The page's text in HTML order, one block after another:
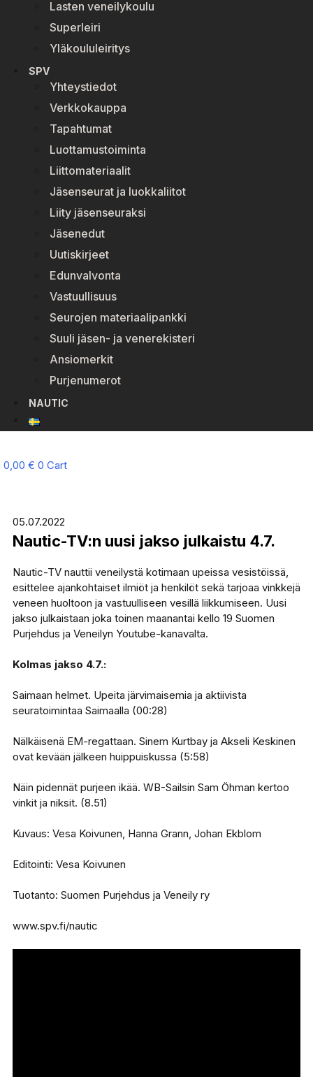
Lasten veneilykoulu
Superleiri
Yläkoululeiritys
SPV
Yhteystiedot
Verkkokauppa
Tapahtumat
Luottamustoiminta
Liittomateriaalit
Jäsenseurat ja luokkaliitot
Liity jäsenseuraksi
Jäsenedut
Uutiskirjeet
Edunvalvonta
Vastuullisuus
Seurojen materiaalipankki
Suuli jäsen- ja venerekisteri
Ansiomerkit
Purjenumerot
NAUTIC
0,00 € 0 Cart
05.07.2022
Nautic-TV:n uusi jakso julkaistu 4.7.
Nautic-TV nauttii veneilystä kotimaan upeissa vesistöissä,
esittelee ajankohtaiset ilmiöt ja henkilöt sekä tarjoaa vinkkejä
veneen huoltoon ja vastuulliseen vesillä liikkumiseen. Uusi
jakso julkaistaan joka toinen maanantai kello 19 Suomen
Purjehdus ja Veneilyn Youtube-kanavalta.
Kolmas jakso 4.7.:
Saimaan helmet. Upeita järvimaisemia ja aktiivista
seuratoimintaa Saimaalla (00:28)
Nälkäisenä EM-regattaan. Sinem Kurtbay ja Akseli Keskinen
ovat kevään jälkeen huippuiskussa (5:58)
Näin pidennät purjeen ikää. WB-Sailsin Sam Öhman kertoo
vinkit ja niksit. (8.51)
Kuvaus: Vesa Koivunen, Hanna Grann, Johan Ekblom
Editointi: Vesa Koivunen
Tuotanto: Suomen Purjehdus ja Veneily ry
www.spv.fi/nautic